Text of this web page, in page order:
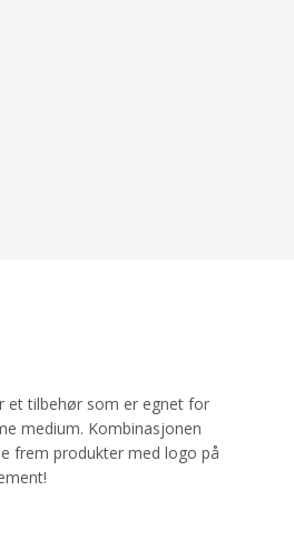
et tilbehør som er egnet for
medium. Kombinasjonen
frem produkter med logo på